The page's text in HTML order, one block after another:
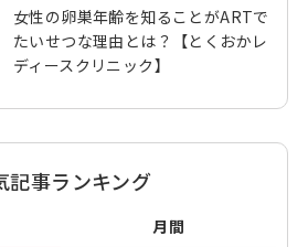
女性の卵巣年齢を知ることがARTで
たいせつな理由とは？【とくおかレ
ディースクリニック】
記事ランキング
月間